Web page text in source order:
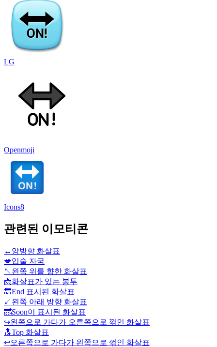
LG
Openmoji
Icons8
관련된 이모티콘
↔️ 양방향 화살표
💋입술 자국
↖️ 왼쪽 위를 향한 화살표
📩화살표가 있는 봉투
🔚End 표시된 화살표
↙️ 왼쪽 아래 방향 화살표
🔜Soon이 표시된 화살표
↪️왼쪽으로 가다가 오른쪽으로 꺾인 화살표
🔝Top 화살표
↩️오른쪽으로 가다가 왼쪽으로 꺾인 화살표